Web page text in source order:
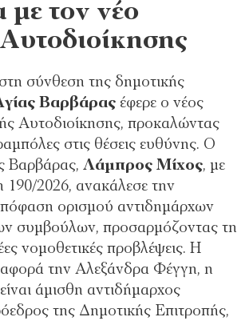
τον νέο
σύνθεση της δημοτικής
Βαρβάρας έφερε ο νέος
Αυτοδιοίκησης, προκαλώντας
στις θέσεις ευθύνης. Ο
Βαρβάρας, Λάμπρος Μίχος, με
2026, ανακάλεσε την
ορισμού αντιδημάρχων
συμβούλων, προσαρμόζοντας τη
νομοθετικές προβλέψεις. Η
την Αλεξάνδρα Φέγγη, η
άμισθη αντιδήμαρχος
της Δημοτικής Επιτροπής,